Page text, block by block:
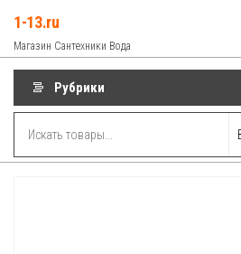
содержимому
1-13.ru
Магазин Сантехники Вода
Рубрики